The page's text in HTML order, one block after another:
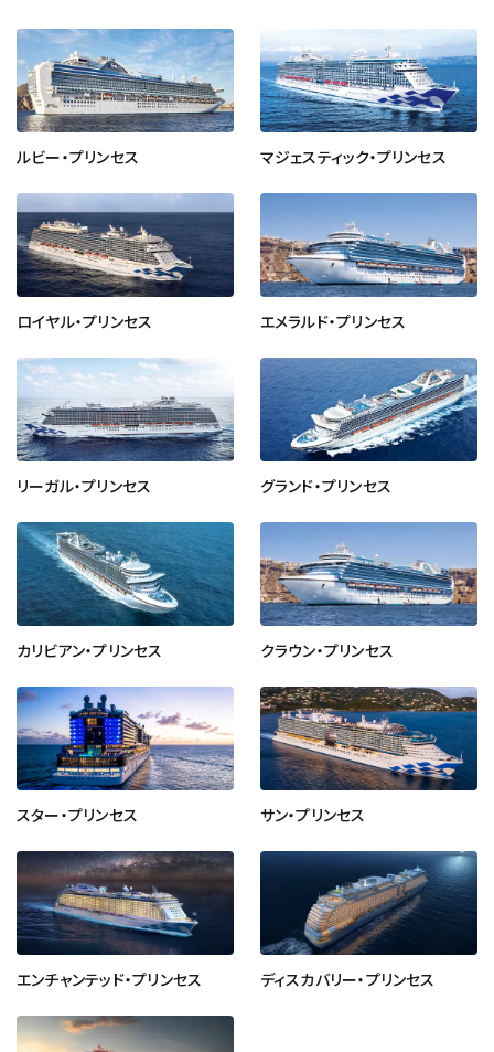
ルビー・プリンセス マジェスティック・プリンセス
ロイヤル・プリンセス エメラルド・プリンセス
リーガル・プリンセス グランド・プリンセス
カリビアン・プリンセス クラウン・プリンセス
スター・プリンセス サン・プリンセス
エンチャンテッド・プリンセス ディスカバリー・プリンセス